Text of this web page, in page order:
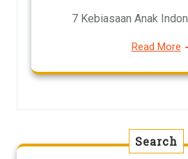
7 Kebiasaan Anak
Read More
Search